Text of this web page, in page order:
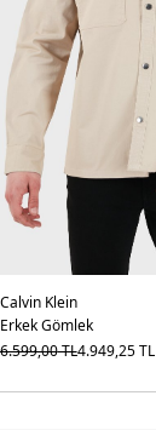
Calvin Klein
Erkek Gömlek
6.599,00TL4.949,25TL